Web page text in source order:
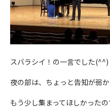
スバラシイ！の一言でした(^^)
夜の部は、ちょっと告知が弱
もう少し集まってほしかった